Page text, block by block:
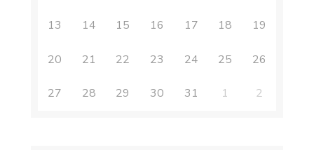
13 14 15 16 17 18 19
20 21 22 23 24 25 26
27 28 29 30 31 1 2